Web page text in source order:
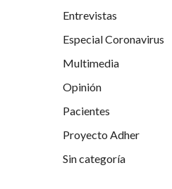
Entrevistas
Especial Coronavirus
Multimedia
Opinión
Pacientes
Proyecto Adher
Sin categoría